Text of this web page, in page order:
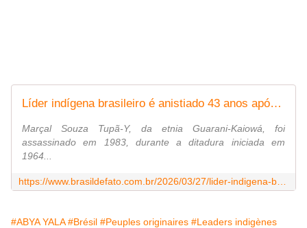
Líder indígena brasileiro é anistiado 43 anos após sua morte
Marçal Souza Tupã-Y, da etnia Guarani-Kaiowá, foi
assassinado em 1983, durante a ditadura iniciada em
1964...
#ABYA YALA #Brésil #Peuples originaires #Leaders indigènes